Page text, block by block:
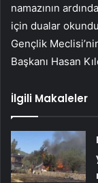
namazının
için dualar
Gençlik
Başkanı Hasan
İlgili Makaleler